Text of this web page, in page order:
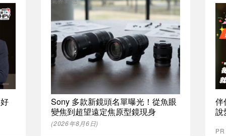
Sony 多款新鏡頭名單曝光！從魚眼
變焦到超望遠定焦原型鏡現身
(2026年8月6日)
伴
說